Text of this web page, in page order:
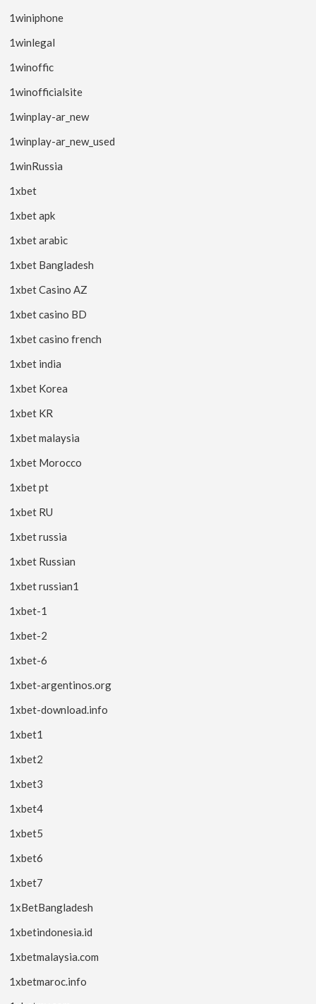
1winiphone
1winlegal
1winoffic
1winofficialsite
1winplay-ar_new
1winplay-ar_new_used
1winRussia
1xbet
1xbet apk
1xbet arabic
1xbet Bangladesh
1xbet Casino AZ
1xbet casino BD
1xbet casino french
1xbet india
1xbet Korea
1xbet KR
1xbet malaysia
1xbet Morocco
1xbet pt
1xbet RU
1xbet russia
1xbet Russian
1xbet russian1
1xbet-1
1xbet-2
1xbet-6
1xbet-argentinos.org
1xbet-download.info
1xbet1
1xbet2
1xbet3
1xbet4
1xbet5
1xbet6
1xbet7
1xBetBangladesh
1xbetindonesia.id
1xbetmalaysia.com
1xbetmaroc.info